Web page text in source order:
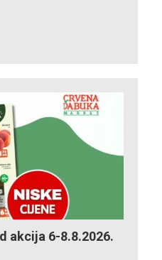
akcija 6-8.8.2026.